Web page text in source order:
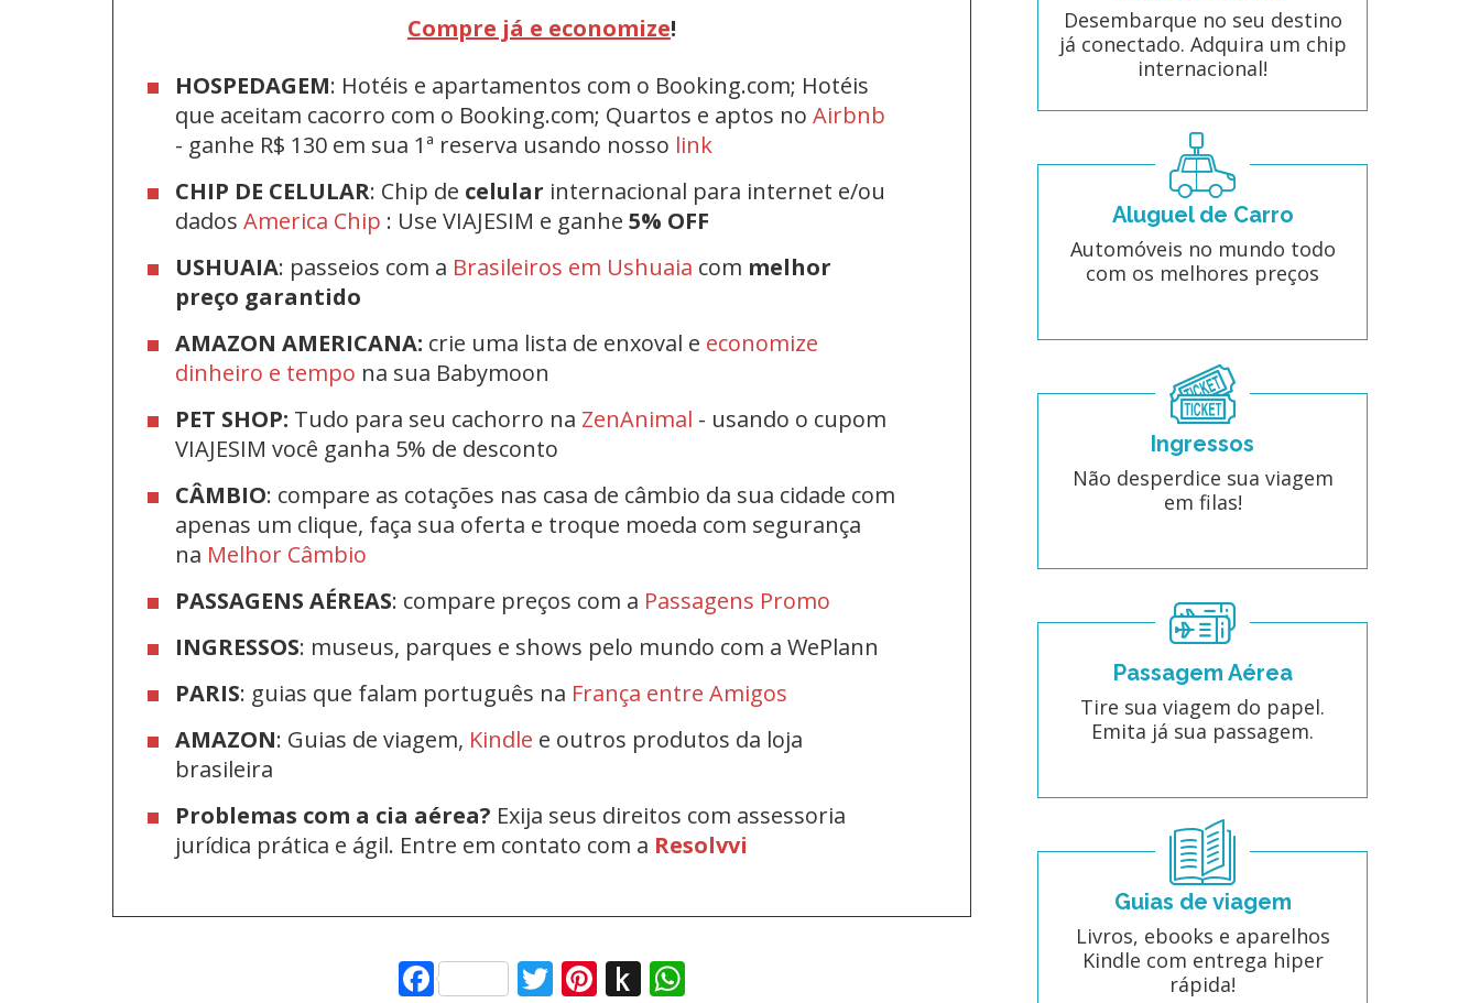
Compre já e economize!
HOSPEDAGEM: Hotéis e apartamentos com o Booking.com; Hotéis
que aceitam cacorro com o Booking.com; Quartos e aptos no Airbnb
- ganhe R$ 130 em sua 1ª reserva usando nosso link
CHIP DE CELULAR: Chip de celular internacional para internet e/ou
dados America Chip : Use VIAJESIM e ganhe 5% OFF
USHUAIA: passeios com a Brasileiros em Ushuaia com melhor
preço garantido
AMAZON AMERICANA: crie uma lista de enxoval e economize
dinheiro e tempo na sua Babymoon
PET SHOP: Tudo para seu cachorro na ZenAnimal - usando o cupom
VIAJESIM você ganha 5% de desconto
CÂMBIO: compare as cotações nas casa de câmbio da sua cidade com
apenas um clique, faça sua oferta e troque moeda com segurança
na Melhor Câmbio
PASSAGENS AÉREAS: compare preços com a Passagens Promo
INGRESSOS: museus, parques e shows pelo mundo com a WePlann
PARIS: guias que falam português na França entre Amigos
AMAZON: Guias de viagem, Kindle e outros produtos da loja
brasileira
Problemas com a cia aérea? Exija seus direitos com assessoria
jurídica prática e ágil. Entre em contato com a Resolvvi
FacebookTwitter
Pinterest
Push
Desembarque no seu destino
já conectado. Adquira um chip
internacional!
Aluguel de Carro
Automóveis no mundo todo
com os melhores preços
Ingressos
Não desperdice sua viagem
em filas!
Passagem Aérea
Tire sua viagem do papel.
Emita já sua passagem.
Guias de viagem
Livros, ebooks e aparelhos
Kindle com entrega hiper
rápida!